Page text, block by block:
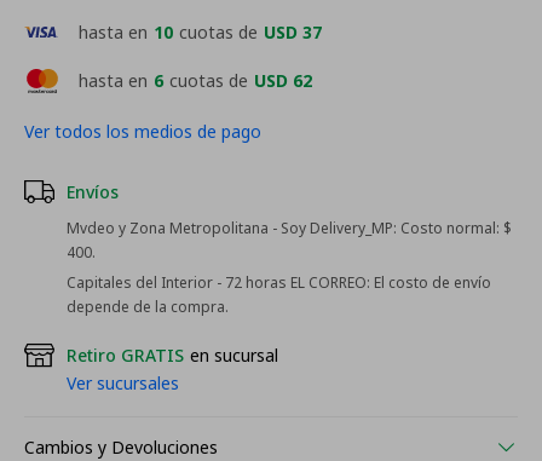
hasta en 6 cuotas de USD 62
hasta en 10 cuotas de USD 37
Ver todos los medios de pago
Envíos
Mvdeo y Zona Metropolitana - Soy Delivery_MP: Costo normal: $
400.
Capitales del Interior - 72 horas EL CORREO: El costo de envío
depende de la compra.
Retiro GRATIS en sucursal
Ver sucursales
Cambios y Devoluciones